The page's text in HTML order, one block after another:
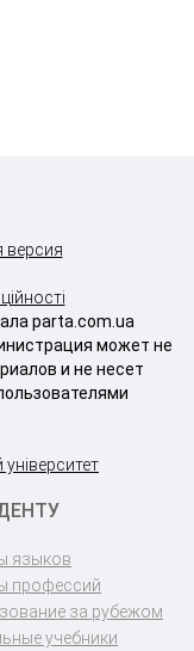
версия
parta.com.ua
может не
и не несет
языков
профессий
за рубежом
учебники